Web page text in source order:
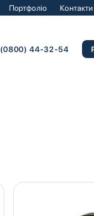
Портфоліо Контакти
(0800) 44-32-54